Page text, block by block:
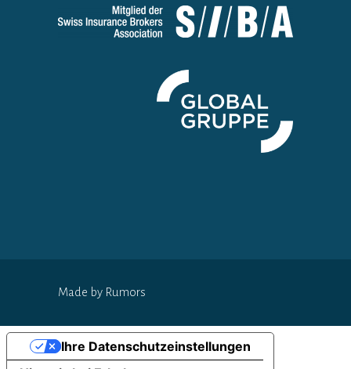
Made by Rumors
Ihre Datenschutzeinstellungen